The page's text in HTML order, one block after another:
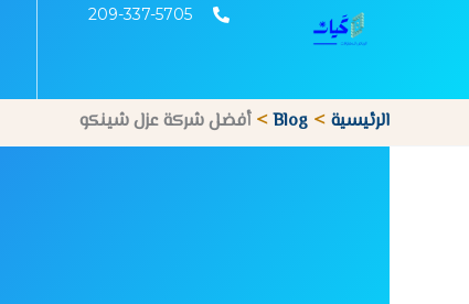
209-337-5705
الرئيسية Blog أفضل شركة عزل شينكو